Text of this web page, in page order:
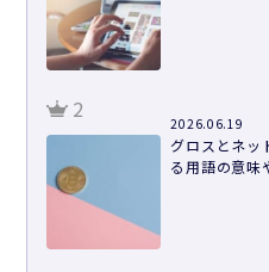
2
2026.06.19
グロスとネッ
る用語の意味